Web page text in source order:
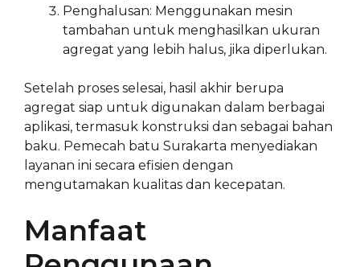
Penghalusan: Menggunakan mesin
tambahan untuk menghasilkan ukuran
agregat yang lebih halus, jika diperlukan.
Setelah proses selesai, hasil akhir berupa
agregat siap untuk digunakan dalam berbagai
aplikasi, termasuk konstruksi dan sebagai bahan
baku. Pemecah batu Surakarta menyediakan
layanan ini secara efisien dengan
mengutamakan kualitas dan kecepatan.
Manfaat